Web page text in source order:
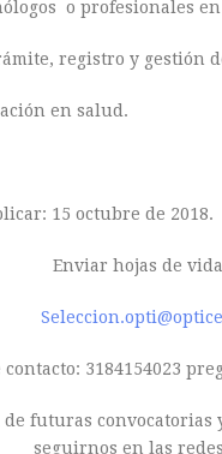
o profesionales
registro y gestión
en salud.
15 octubre de 2018.
Enviar hojas de
3184154023
futuras convocatorias
seguirnos en las